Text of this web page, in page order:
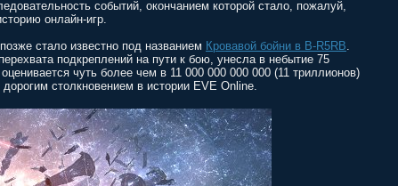
событий, окончанием которой стало, пожалуй,
онлайн-игр.
стало известно под названием Кровавой бойни в B-R5RB
подкреплений на пути к бою, унесла в небытие 75
чуть более чем в 11 000 000 000 000 (11 триллионов)
столкновением в истории EVE Online.